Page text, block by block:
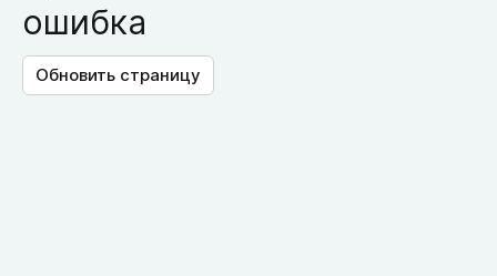
ошибка
Обновить страницу